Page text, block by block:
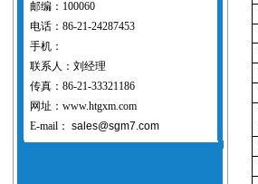
邮编：100060
电话：86-21-24287453
手机：
联系人：刘经理
传真：86-21-33321186
网址：www.htgxm.com
E-mail： sales@sgm7.com